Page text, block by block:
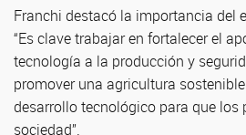
Franchi destacó la importancia del
“Es clave trabajar en fortalecer el
tecnología a la producción y
promover una agricultura
desarrollo tecnológico para que los
sociedad”.